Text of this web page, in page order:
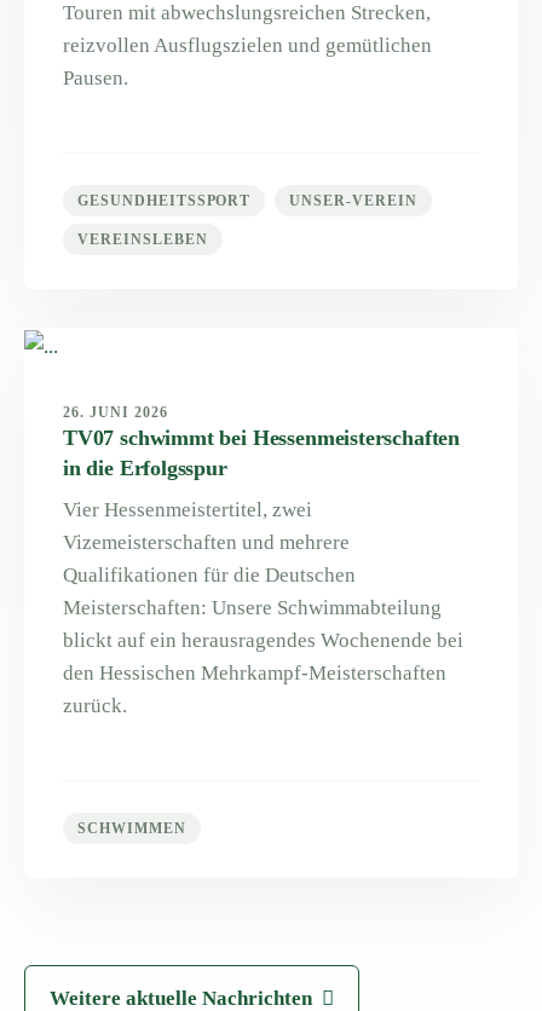
Touren mit abwechslungsreichen Strecken,
reizvollen Ausflugszielen und gemütlichen
Pausen.
GESUNDHEITSSPORT UNSER-VEREIN
VEREINSLEBEN
26. JUNI 2026
TV07 schwimmt bei Hessenmeisterschaften
in die Erfolgsspur
Vier Hessenmeistertitel, zwei
Vizemeisterschaften und mehrere
Qualifikationen für die Deutschen
Meisterschaften: Unsere Schwimmabteilung
blickt auf ein herausragendes Wochenende bei
den Hessischen Mehrkampf-Meisterschaften
zurück.
SCHWIMMEN
Weitere aktuelle Nachrichten